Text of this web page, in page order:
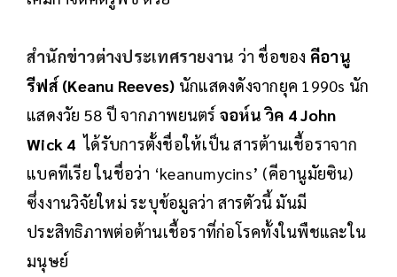
สำนักข่าวต่างประเทศรายงาน ว่า ชื่อของ คีอานู
รีฟส์ (Keanu Reeves) นักแสดงดังจากยุค 1990s นัก
แสดงวัย 58 ปี จากภาพยนตร์ จอห์น วิค 4 John
Wick 4 ได้รับการตั้งชื่อให้เป็น สารต้านเชื้อราจาก
แบคทีเรีย ในชื่อว่า ‘keanumycins’ (คีอานูมัยซิน)
ซึ่งงานวิจัยใหม่ ระบุข้อมูลว่า สารตัวนี้ มันมี
ประสิทธิภาพต่อต้านเชื้อราที่ก่อโรคทั้งในพืชและใน
มนุษย์